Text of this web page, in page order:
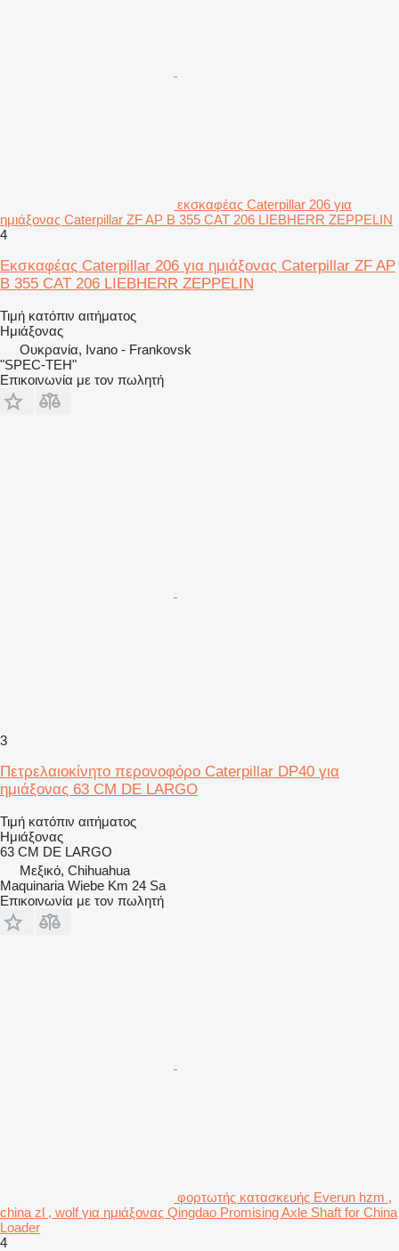
εκσκαφέας Caterpillar 206 για
ημιάξονας Caterpillar ZF AP B 355 CAT 206 LIEBHERR ZEPPELIN
4
Εκσκαφέας Caterpillar 206 για ημιάξονας Caterpillar ZF AP
B 355 CAT 206 LIEBHERR ZEPPELIN
Τιμή κατόπιν αιτήματος
Ημιάξονας
Ουκρανία, Ivano - Frankovsk
"SPEC-TEH"
Επικοινωνία με τον πωλητή
3
Πετρελαιοκίνητο περονοφόρο Caterpillar DP40 για
ημιάξονας 63 CM DE LARGO
Τιμή κατόπιν αιτήματος
Ημιάξονας
63 CM DE LARGO
Μεξικό, Chihuahua
Maquinaria Wiebe Km 24 Sa
Επικοινωνία με τον πωλητή
φορτωτής κατασκευής Everun hzm ,
china zl , wolf για ημιάξονας Qingdao Promising Axle Shaft for China
Loader
4